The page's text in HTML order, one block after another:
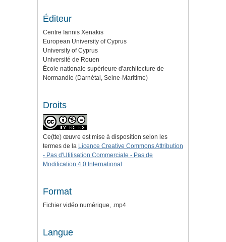
Éditeur
Centre Iannis Xenakis
European University of Cyprus
University of Cyprus
Université de Rouen
École nationale supérieure d'architecture de
Normandie (Darnétal, Seine-Maritime)
Droits
Ce(tte) œuvre est mise à disposition selon les
termes de la Licence Creative Commons Attribution
- Pas d'Utilisation Commerciale - Pas de
Modification 4.0 International
Format
Fichier vidéo numérique, .mp4
Langue